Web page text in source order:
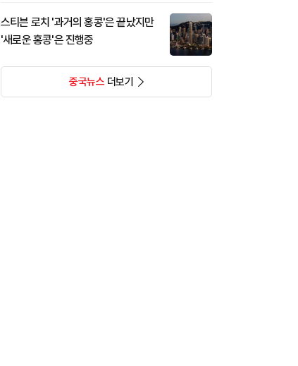
스티븐 로치 '과거의 홍콩'은 끝났지만
'새로운 홍콩'은 진행중
중국뉴스더보기